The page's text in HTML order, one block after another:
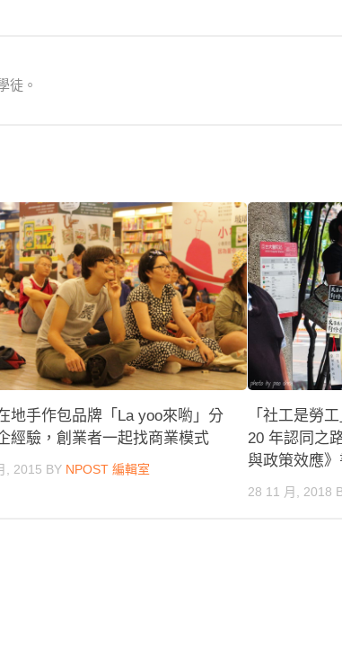
徒。
地手作包品牌「La yoo來喲」分
經驗，創業者一起找商業模式
, 2015 BY NPOST 編輯室
「社工是勞
20 年認同之
與政策效應》
28 11 月, 2018